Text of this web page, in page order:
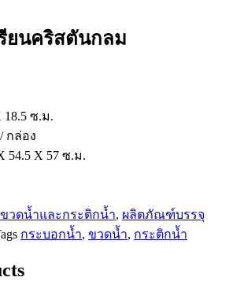
ยนคริสตันกลม
ซ.ม.
กล่อง
54.5 X 57 ซ.ม.
ขวดน้ำและกระติกน้ำ, ผลิตภัณฑ์บรรจุ
กระบอกน้ำ, ขวดน้ำ, กระติกน้ำ